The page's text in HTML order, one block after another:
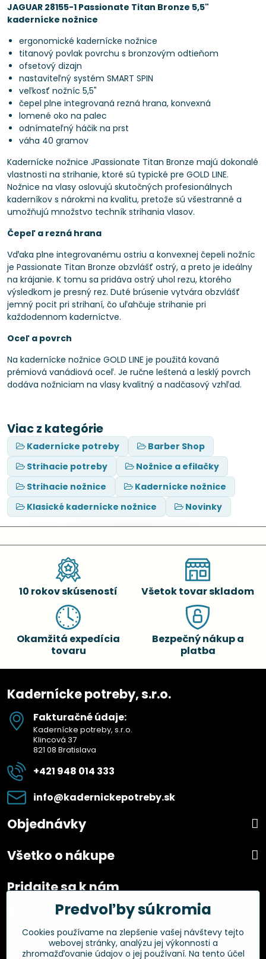
JAGUAR 28155-1 Passionate Titan Bronze 5,5"
kadernícke nožnice
ergonomické kadernícke nožnice
titanový povlak povrchu s bronzovým odtieňom
ofsetový dizajn
nastaviteľný systém SMART SPIN
veľkosť nožníc 5,5"
čepel plne integrovaná rezná hrana, konvexná
lomené oko na palec
odnímateľný háčik na prst
váha 40 gramov
Kadernícke nožnice JPassionate Titan Bronze majú dokonalé
vlastnosti na strihanie, ktoré sú typické pre GOLD LINE.
Nožnice na vlasy oslovujú skutočných profesionálnych
kaderníkov s nárokmi na kvalitu, pretože sú všestranné a
umožňujú množstvo techník strihania vlasov.
Čepeľ a rezná hrana
Vďaka plne integrovanému ostriu a konvexnej čepeli nožníc
je Passionate Titan Bronze obzvlášť ostrý, a preto je ideálny
na krájanie. K tomu sa pridáva ostrý uhol rezu, ktorého
výsledkom je presný rez. Duté brúsenie vytvára obzvlášť
jemný pocit pri strihaní, čo uľahčuje strihanie pri
každodennom kaderníctve.
Oceľ a povrch
Na kadernícke nožnice GOLD LINE je použitá kovaná
prémiová vanádiová oceľ. Je ručne leštená a lesklý povrch
dodáva nožniciam na vlasy kvalitný a nadčasový vzhľad.
Viac z kategórie
Kadernícke potreby
Barber Shop
Strihacie potreby
Nožnice a efilačky
Strihacie nožnice
Kadernícke nožnice
Klasické kadernícke nožnice
Novinky
10 rokov skúseností Všetok tovar skladom
Okamžitá expedícia
tovaru
Bezpečný nákup a
platba
Kadernícke potreby, s.r.o.
Fakturačné údaje:
Kadernícke potreby, s.r.o.
Klincová 37
821 08 Bratislava
+421 948 014 333
info​@kadernickepotreby​.sk
Objednávky
Všetko o nákupe
Pridajte sa k nám
Facebook
Overené zákazníkmi
Predvoľby súkromia
Cookies používame na zlepšenie vašej návštevy tejto
webovej stránky, analýzu jej výkonnosti a
zhromažďovanie údajov o jej používaní. Na tento účel